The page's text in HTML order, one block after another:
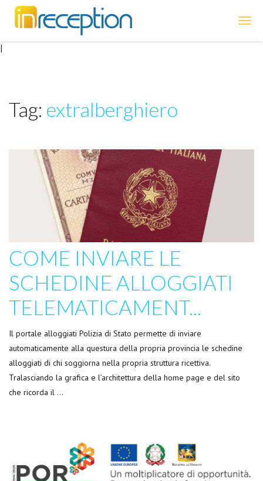
|
Tag: extralberghiero
COME INVIARE LE
SCHEDINE ALLOGGIATI
TELEMATICAMENT...
Il portale alloggiati Polizia di Stato permette di inviare
automaticamente alla questura della propria provincia le schedine
alloggiati di chi soggiorna nella propria struttura ricettiva.
Tralasciando la grafica e l’architettura della home page e del sito
che ricorda il …